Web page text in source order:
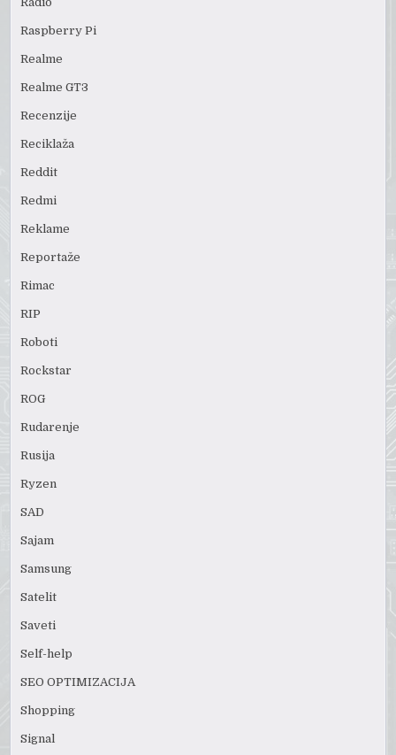
Raspberry Pi
Realme
Realme GT3
Recenzije
Reciklaža
Reddit
Redmi
Reklame
Reportaže
Rimac
RIP
Roboti
Rockstar
ROG
Rudarenje
Rusija
Ryzen
SAD
Sajam
Samsung
Satelit
Saveti
Self-help
SEO OPTIMIZACIJA
Shopping
Signal